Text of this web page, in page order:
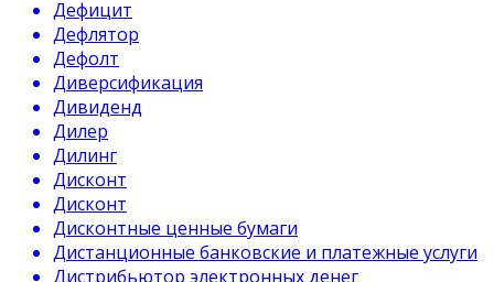
Дефицит
Дефлятор
Дефолт
Диверсификация
Дивиденд
Дилер
Дилинг
Дисконт
Дисконт
Дисконтные ценные бумаги
Дистанционные банковские и платежные услуги
Дистрибьютор электронных денег